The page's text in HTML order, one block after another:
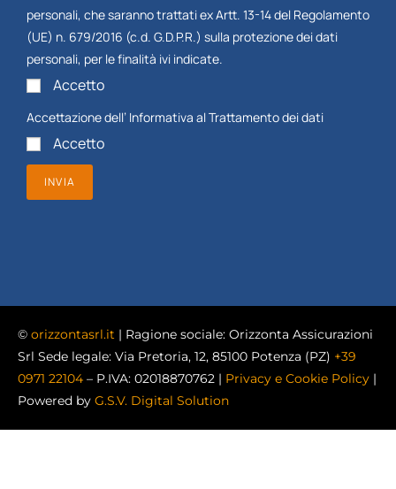
personali, che saranno trattati ex Artt. 13-14 del Regolamento
(UE) n. 679/2016 (c.d. G.D.P.R.) sulla protezione dei dati
personali, per le finalità ivi indicate.
Accetto
Accettazione dell’ Informativa al Trattamento dei dati
Accetto
INVIA
© orizzontasrl.it | Ragione sociale: Orizzonta Assicurazioni
Srl Sede legale: Via Pretoria, 12, 85100 Potenza (PZ) +39
0971 22104 – P.IVA: 02018870762 | Privacy e Cookie Policy |
Powered by G.S.V. Digital Solution